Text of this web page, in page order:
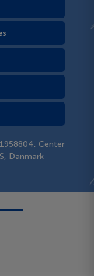
Center
Danmark